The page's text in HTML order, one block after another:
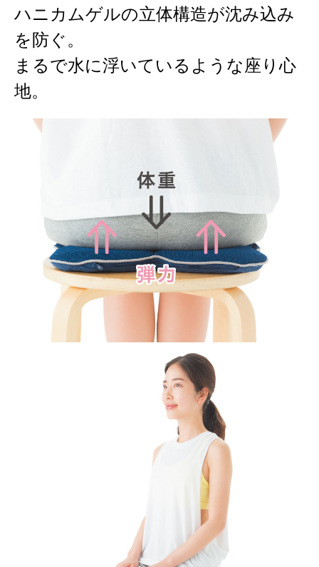
ハニカムゲルの立体構造が沈み込み
を防ぐ。
まるで水に浮いているような座り心
地。